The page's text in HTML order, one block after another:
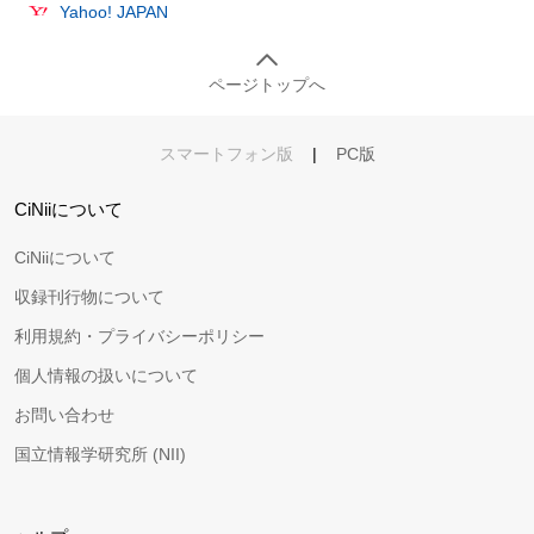
Yahoo! JAPAN
ページトップへ
スマートフォン版 | PC版
CiNiiについて
CiNiiについて
収録刊行物について
利用規約・プライバシーポリシー
個人情報の扱いについて
お問い合わせ
国立情報学研究所 (NII)